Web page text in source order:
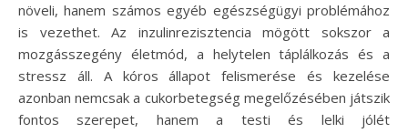
növeli, hanem számos egyéb egészségügyi problémához
is vezethet. Az inzulinrezisztencia mögött sokszor a
mozgásszegény életmód, a helytelen táplálkozás és a
stressz áll. A kóros állapot felismerése és kezelése
azonban nemcsak a cukorbetegség megelőzésében játszik
fontos szerepet, hanem a testi és lelki jólét